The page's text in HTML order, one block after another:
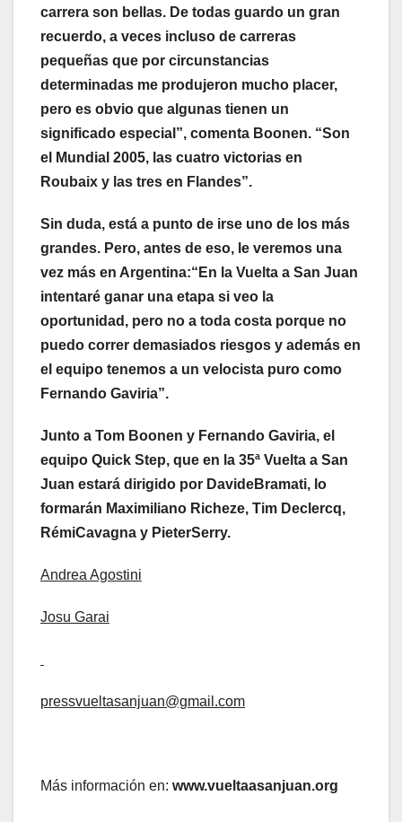
carrera son bellas. De todas guardo un gran
recuerdo, a veces incluso de carreras
pequeñas que por circunstancias
determinadas me produjeron mucho placer,
pero es obvio que algunas tienen un
significado especial”, comenta Boonen. “Son
el Mundial 2005, las cuatro victorias en
Roubaix y las tres en Flandes”.
Sin duda, está a punto de irse uno de los más
grandes. Pero, antes de eso, le veremos una
vez más en Argentina:“En la Vuelta a San Juan
intentaré ganar una etapa si veo la
oportunidad, pero no a toda costa porque no
puedo correr demasiados riesgos y además en
el equipo tenemos a un velocista puro como
Fernando Gaviria”.
Junto a Tom Boonen y Fernando Gaviria, el
equipo Quick Step, que en la 35ª Vuelta a San
Juan estará dirigido por DavideBramati, lo
formarán Maximiliano Richeze, Tim Declercq,
RémiCavagna y PieterSerry.
Andrea Agostini
Josu Garai
pressvueltasanjuan@gmail.com
Más información en: www.vueltaasanjuan.org